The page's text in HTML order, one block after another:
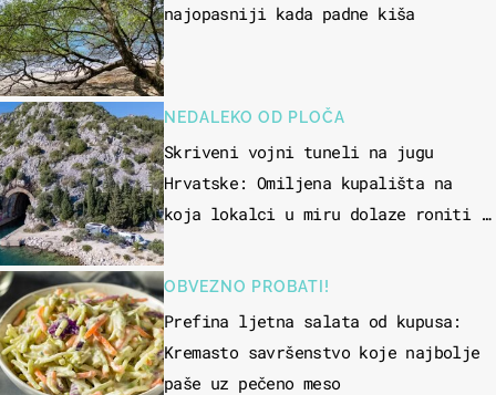
najopasniji kada padne kiša
NEDALEKO OD PLOČA
Skriveni vojni tuneli na jugu
Hrvatske: Omiljena kupališta na
koja lokalci u miru dolaze roniti i
OBVEZNO PROBATI!
Prefina ljetna salata od kupusa:
Kremasto savršenstvo koje najbolje
paše uz pečeno meso